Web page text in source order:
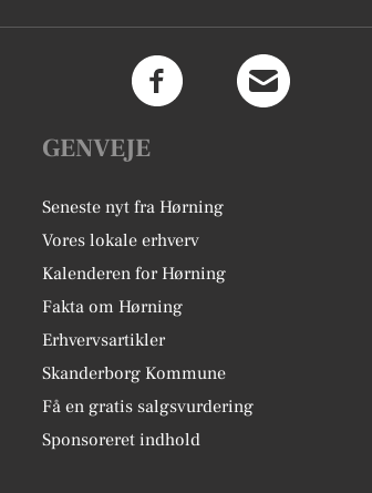
GENVEJE
Seneste nyt fra Hørning
Vores lokale erhverv
Kalenderen for Hørning
Fakta om Hørning
Erhvervsartikler
Skanderborg Kommune
Få en gratis salgsvurdering
Sponsoreret indhold